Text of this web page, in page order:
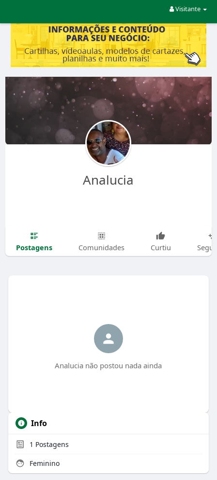
Visitante
Analucia
Postagens Comunidades Curtiu
Analucia não postou nada ainda
Info
1 Postagens
Feminino